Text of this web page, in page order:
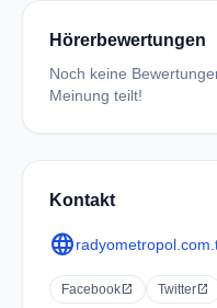
Hörerbewertungen
Noch keine
Meinung teilt!
Kontakt
language
Facebook open_in_new Twitter open_in_new